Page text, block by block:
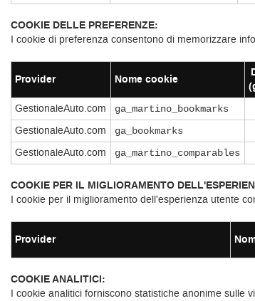
COOKIE DELLE PREFERENZE:
I cookie di preferenza consentono di memorizzare
Provider Nome cookie
GestionaleAuto.com ga_martino_bookmarks
GestionaleAuto.com
ga_bookmarks
GestionaleAuto.com
ga_martino_comparables
COOKIE PER IL MIGLIORAMENTO
I cookie per il miglioramento dell'esperienza utente
Provider
COOKIE ANALITICI:
I cookie analitici forniscono statistiche anonime sulle